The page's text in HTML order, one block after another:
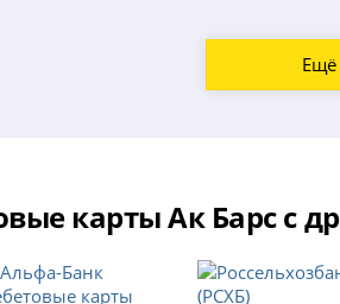
карты Ак Барс с
карты